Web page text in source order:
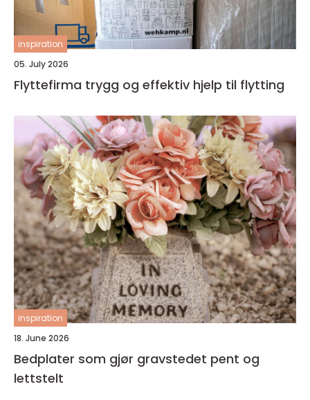
inspiration
05. July 2026
Flyttefirma trygg og effektiv hjelp til flytting
inspiration
18. June 2026
Bedplater som gjør gravstedet pent og
lettstelt